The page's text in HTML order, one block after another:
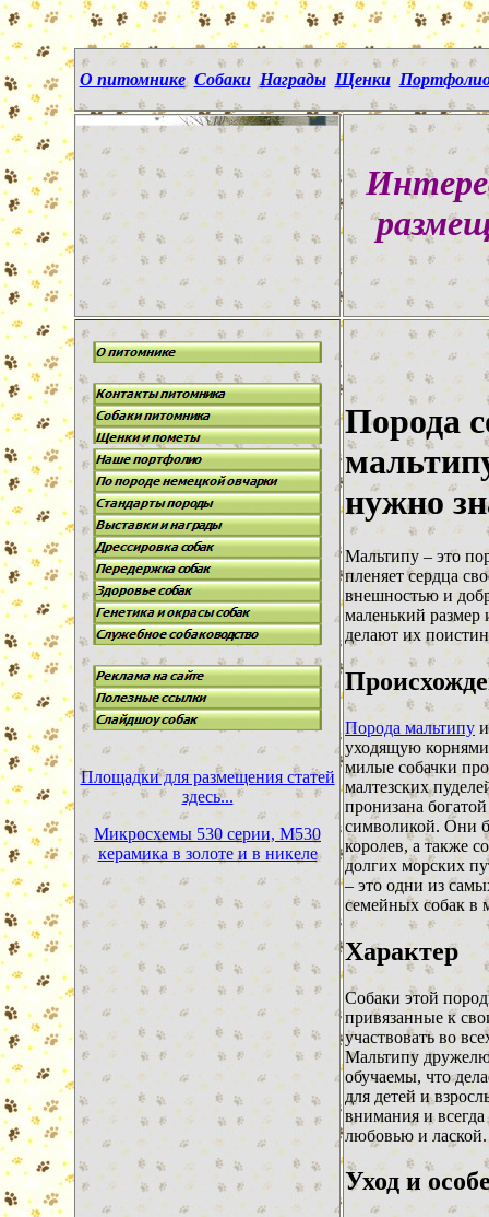
О питомнике Собаки Награды Щенки
Площадки для размещения статей
здесь...
Микросхемы 530 серии, М530
керамика в золоте и в никеле
Порода
нужно
Мальтипу – это
пленяет сердца
внешностью и
маленький размер
делают их
Порода мальтипу
уходящую
милые собачки
малтезских
пронизана
символикой. Они
королев, а также
долгих морских
– это одни из
семейных собак в
Характер
Собаки этой
привязанные к
участвовать во
Мальтипу
обучаемы, что
для детей и
внимания и
любовью и лаской.
Уход и